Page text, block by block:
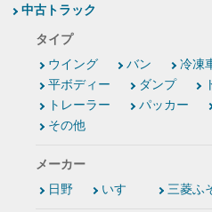
中古トラック
タイプ
ウイング
バン 冷凍
平ボディー
ダンプ
トレーラー
パッカー
その他
メーカー
日野
いすゞ 三菱ふ